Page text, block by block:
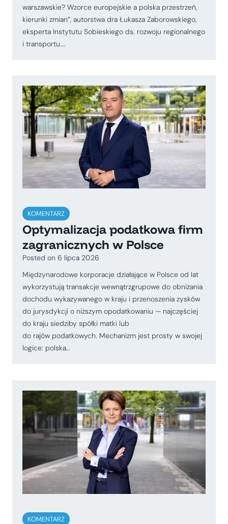
warszawskie? Wzorce europejskie a polska przestrzeń,
kierunki zmian”, autorstwa dra Łukasza Zaborowskiego,
eksperta Instytutu Sobieskiego ds. rozwoju regionalnego
i transportu….
KOMENTARZ
Optymalizacja podatkowa firm
zagranicznych w Polsce
Posted on 6 lipca 2026
Międzynarodowe korporacje działające w Polsce od lat
wykorzystują transakcje wewnątrzgrupowe do obniżania
dochodu wykazywanego w kraju i przenoszenia zysków
do jurysdykcji o niższym opodatkowaniu — najczęściej
do kraju siedziby spółki matki lub
do rajów podatkowych. Mechanizm jest prosty w swojej
logice: polska…
KOMENTARZ